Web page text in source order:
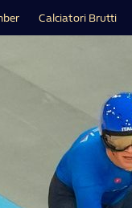
Calciatori Brutti